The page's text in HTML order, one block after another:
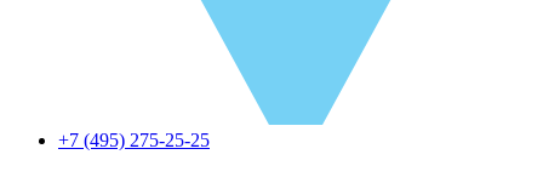
+7 (495) 275-25-25